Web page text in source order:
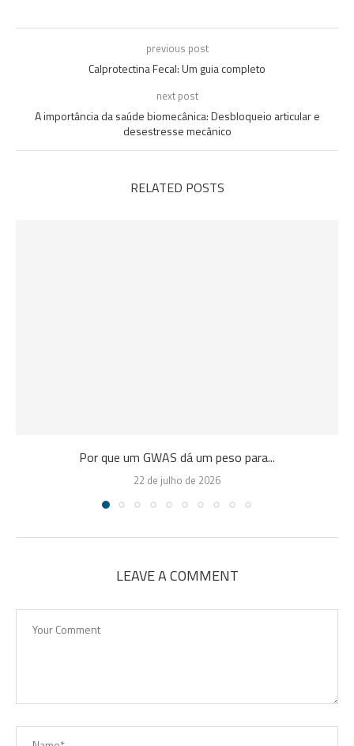
previous post
Calprotectina Fecal: Um guia completo
next post
A importância da saúde biomecânica: Desbloqueio articular e
desestresse mecânico
RELATED POSTS
Por que um GWAS dá um peso para...
22 de julho de 2026
LEAVE A COMMENT